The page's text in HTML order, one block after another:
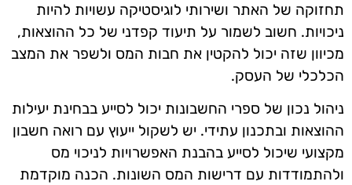
תחזוקה של האתר ושירותי לוגיסטיקה עשויות להיות
ניכויות. חשוב לשמור על תיעוד קפדני של כל ההוצאות,
מכיוון שזה יכול להקטין את חבות המס ולשפר את המצב
הכלכלי של העסק.
ניהול נכון של ספרי החשבונות יכול לסייע בבחינת יעילות
ההוצאות ובתכנון עתידי. יש לשקול ייעוץ עם רואה חשבון
מקצועי שיכול לסייע בהבנת האפשרויות לניכוי מס
ולהתמודדות עם דרישות המס השונות. הכנה מוקדמת